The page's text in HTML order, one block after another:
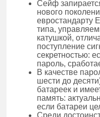
Сейф
нового
евростандарту
типа,
катушкой,
поступление
секретностью:
пароль,
В качестве
шести до
батареек и
память:
если батареи
Среди